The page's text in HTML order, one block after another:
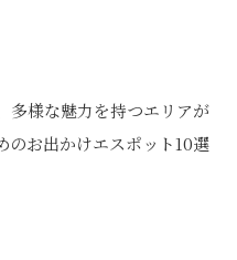
多様な魅力を持つエリアが
のお出かけエスポット10選